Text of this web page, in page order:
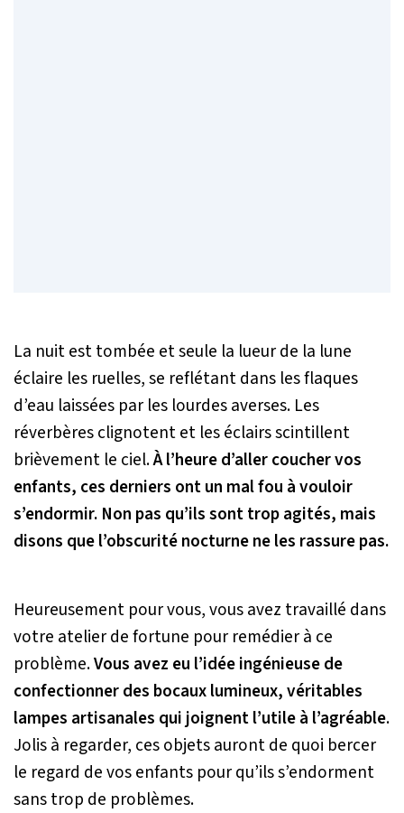
La nuit est tombée et seule la lueur de la lune
éclaire les ruelles, se reflétant dans les flaques
d’eau laissées par les lourdes averses. Les
réverbères clignotent et les éclairs scintillent
brièvement le ciel.À l’heure d’aller coucher vos
enfants, ces derniers ont un mal fou à vouloir
s’endormir. Non pas qu’ils sont trop agités, mais
disons que l’obscurité nocturne ne les rassure pas.
Heureusement pour vous, vous avez travaillé dans
votre atelier de fortune pour remédier à ce
problème.Vous avez eu l’idée ingénieuse de
confectionner des bocaux lumineux, véritables
lampes artisanales qui joignent l’utile à l’agréable.
Jolis à regarder, ces objets auront de quoi bercer
le regard de vos enfants pour qu’ils s’endorment
sans trop de problèmes.